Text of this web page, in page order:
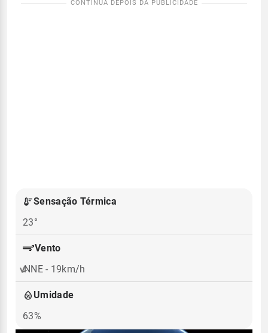
Sensação Térmica
23°
Vento
NNE - 19km/h
Umidade
63%